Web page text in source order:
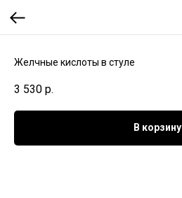
Желчные кислоты в стуле
3 530 р.
В корзину